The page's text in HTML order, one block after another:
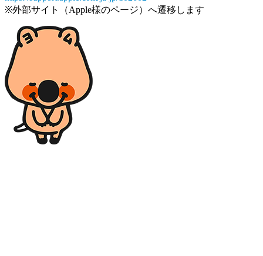
※外部サイト（Apple様のページ）へ遷移します